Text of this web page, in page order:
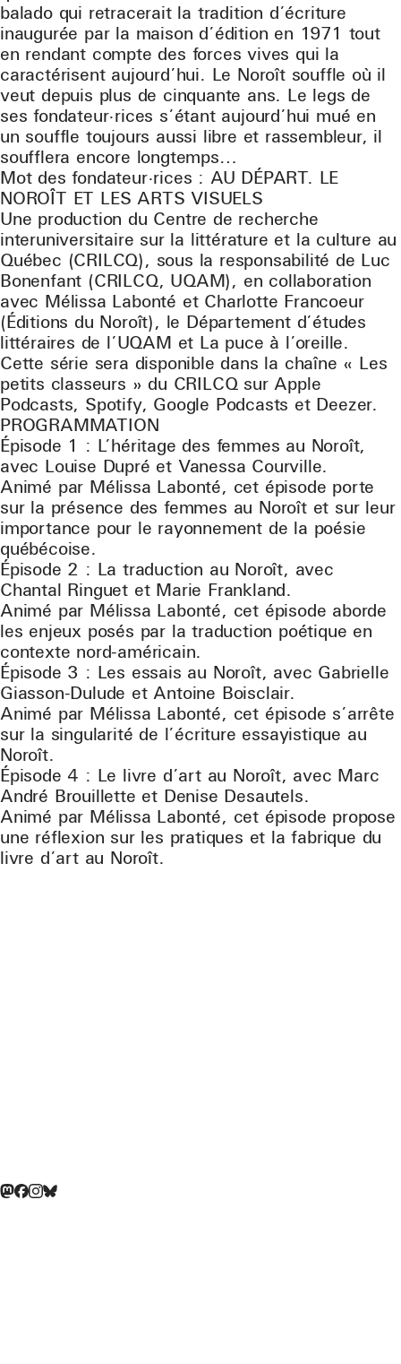
balado qui retracerait la tradition d’écriture
inaugurée par la maison d’édition en 1971 tout
en rendant compte des forces vives qui la
caractérisent aujourd’hui. Le Noroît souffle où il
veut depuis plus de cinquante ans. Le legs de
ses fondateur·rices s’étant aujourd’hui mué en
un souffle toujours aussi libre et rassembleur, il
soufflera encore longtemps…
Mot des fondateur·rices : AU DÉPART. LE
NOROÎT ET LES ARTS VISUELS
Une production du Centre de recherche
interuniversitaire sur la littérature et la culture au
Québec (CRILCQ), sous la responsabilité de Luc
Bonenfant (CRILCQ, UQAM), en collaboration
avec Mélissa Labonté et Charlotte Francoeur
(Éditions du Noroît), le Département d’études
littéraires de l’UQAM et La puce à l’oreille.
Cette série sera disponible dans la chaîne « Les
petits classeurs » du CRILCQ sur Apple
Podcasts, Spotify, Google Podcasts et Deezer.
PROGRAMMATION
Épisode 1 : L’héritage des femmes au Noroît,
avec Louise Dupré et Vanessa Courville.
Animé par Mélissa Labonté, cet épisode porte
sur la présence des femmes au Noroît et sur leur
importance pour le rayonnement de la poésie
québécoise.
Épisode 2 : La traduction au Noroît, avec
Chantal Ringuet et Marie Frankland.
Animé par Mélissa Labonté, cet épisode aborde
les enjeux posés par la traduction poétique en
contexte nord-américain.
Épisode 3 : Les essais au Noroît, avec Gabrielle
Giasson-Dulude et Antoine Boisclair.
Animé par Mélissa Labonté, cet épisode s’arrête
sur la singularité de l’écriture essayistique au
Noroît.
Épisode 4 : Le livre d’art au Noroît, avec Marc
André Brouillette et Denise Desautels.
Animé par Mélissa Labonté, cet épisode propose
une réflexion sur les pratiques et la fabrique du
livre d’art au Noroît.